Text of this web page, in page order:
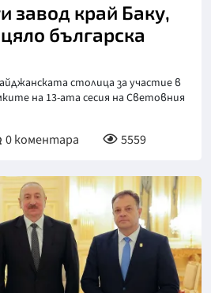
завод край Баку,
българска
столица за участие в
на 13-ата сесия на Световния
0коментара 5559